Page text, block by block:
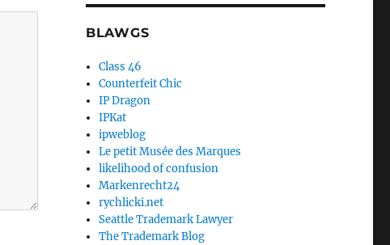
BLAWGS
Class 46
Counterfeit Chic
IP Dragon
IPKat
ipweblog
Le petit Musée des Marques
likelihood of confusion
Markenrecht24
rychlicki.net
Seattle Trademark Lawyer
The Trademark Blog